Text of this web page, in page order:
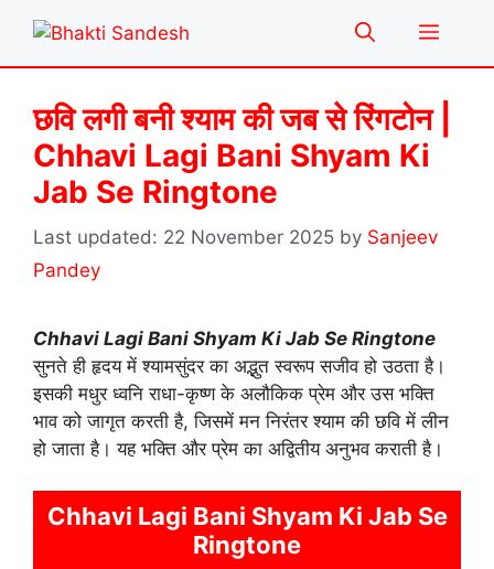
content
Menu
छवि लगी बनी श्याम की जब से रिंगटोन |
Chhavi Lagi Bani Shyam Ki
Jab Se Ringtone
22 November 2025 by Sanjeev
Pandey
Chhavi Lagi Bani Shyam Ki Jab Se Ringtone
सुनते ही हृदय में श्यामसुंदर का अद्भुत स्वरूप सजीव हो उठता है।
इसकी मधुर ध्वनि राधा-कृष्ण के अलौकिक प्रेम और उस भक्ति
भाव को जागृत करती है, जिसमें मन निरंतर श्याम की छवि में लीन
हो जाता है। यह भक्ति और प्रेम का अद्वितीय अनुभव कराती है।
Chhavi Lagi Bani Shyam Ki Jab Se
Ringtone